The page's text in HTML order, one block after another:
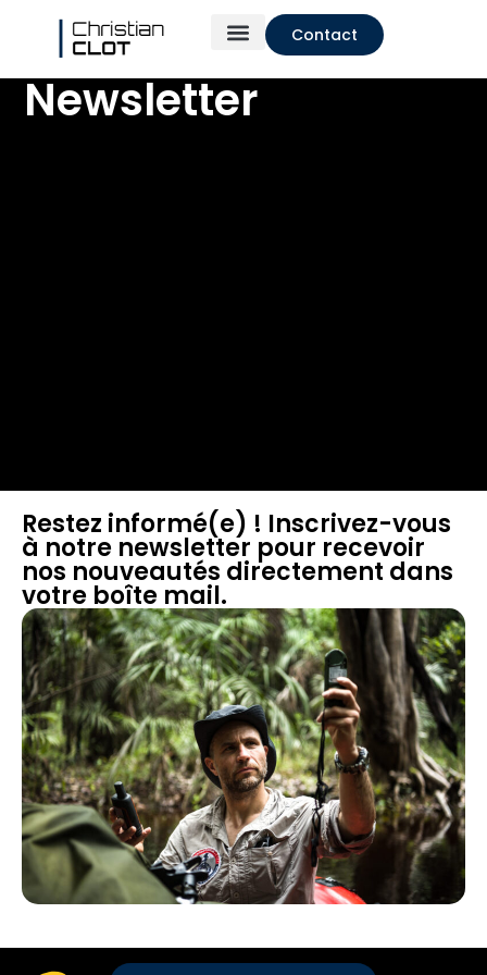
Contact
Newsletter
Restez informé(e) ! Inscrivez-vous
à notre newsletter pour recevoir
nos nouveautés directement dans
votre boîte mail.